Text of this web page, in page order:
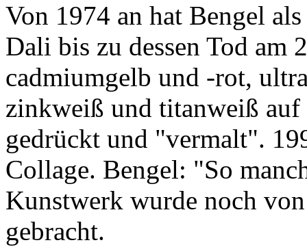
Von 1974 an hat Bengel
Dali bis zu dessen Tod am
cadmiumgelb und -rot,
zinkweiß und titanweiß
gedrückt und "vermalt".
Collage. Bengel: "So
Kunstwerk wurde noch
gebracht.